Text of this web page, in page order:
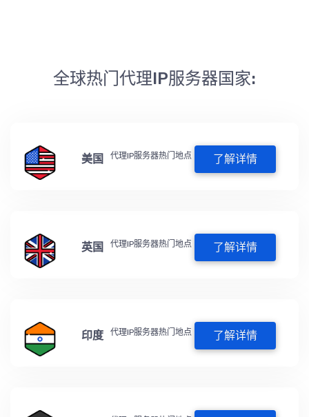
全球热门代理IP服务器国家:
美国 代理IP服务器热门地点 了解详情
英国 代理IP服务器热门地点 了解详情
印度 代理IP服务器热门地点 了解详情